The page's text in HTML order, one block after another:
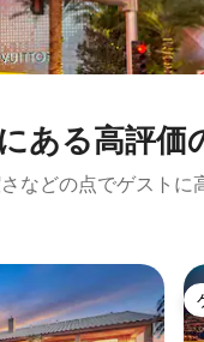
あ⁠る高⁠評⁠
などの点でゲストに
スです。